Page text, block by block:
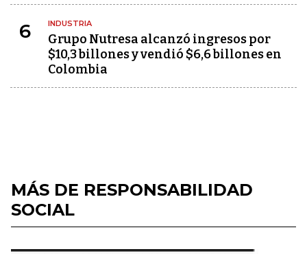
6 INDUSTRIA
Grupo Nutresa alcanzó ingresos por
$10,3 billones y vendió $6,6 billones en
Colombia
MÁS DE RESPONSABILIDAD
SOCIAL